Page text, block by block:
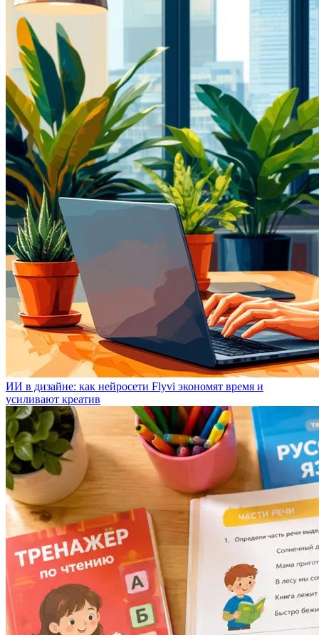
ИИ в дизайне: как нейросети Flyvi экономят время и
усиливают креатив